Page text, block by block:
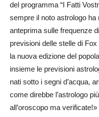
del programma “I Fatti
sempre il noto astrologo ha
anteprima sulle frequenze
previsioni delle stelle di
la nuova edizione del
insieme le previsioni
nati sotto i segni d’acqua,
come direbbe l’astrologo
all’oroscopo ma verificate!»